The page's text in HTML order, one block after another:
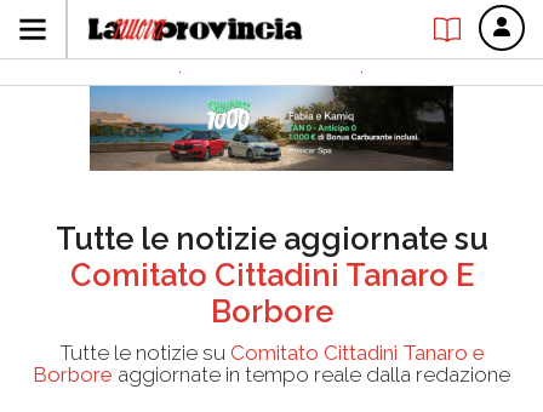
Tutte le notizie aggiornate su
Comitato Cittadini Tanaro E
Borbore
Tutte le notizie su Comitato Cittadini Tanaro e
Borbore aggiornate in tempo reale dalla redazione